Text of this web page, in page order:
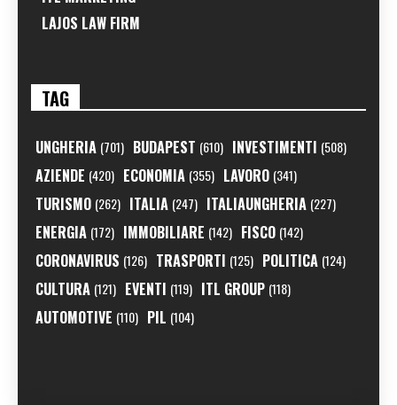
LAJOS LAW FIRM
TAG
UNGHERIA (701) BUDAPEST (610) INVESTIMENTI (508)
AZIENDE (420) ECONOMIA (355) LAVORO (341)
TURISMO (262) ITALIA (247) ITALIAUNGHERIA (227)
ENERGIA (172) IMMOBILIARE (142) FISCO (142)
CORONAVIRUS (126) TRASPORTI (125) POLITICA (124)
CULTURA (121) EVENTI (119) ITL GROUP (118)
AUTOMOTIVE (110) PIL (104)